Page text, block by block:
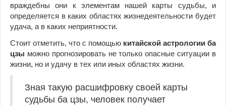
враждебны они к элементам нашей карты судьбы, и
определяется в каких областях жизнедеятельности будет
удача, а в каких неприятности.
Стоит отметить, что с помощью китайской астрологии ба
цзы можно прогнозировать не только опасные ситуации в
жизни, но и удачу в тех или иных областях жизни.
Зная такую расшифровку своей карты
судьбы ба цзы, человек получает